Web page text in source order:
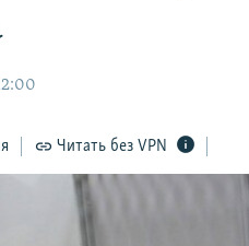
Читать без VPN